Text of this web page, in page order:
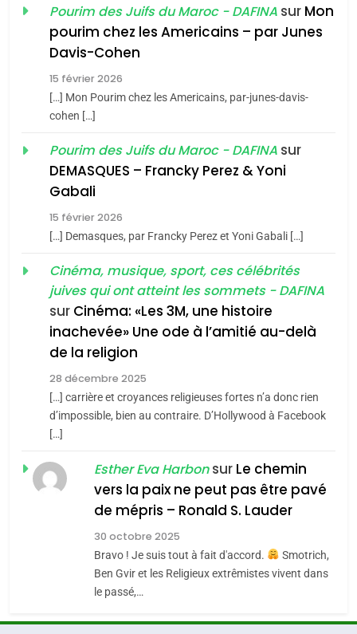
Maroc : Les amandes de
Tafraout, le miel de Tadla
du terroir
Oeil ravageur – Vanessa
De Loya Stauber
«Tu dis génocide, je dis
guerre»: La nouvelle
chanson de Boy George
ISRAÉL JUDAISME
Accords d’Isaac:
l’alliance pourrait
s’étendre à 13 pays
d’Amérique latine
ISRAÉL JUDAISME
2025, l’année la plus
meurtrière selon le
Pourim des Juifs du Maroc - DAFINA sur Mon
pourim chez les Americains – par Junes
Davis-Cohen
15 février 2026
[…] Mon Pourim chez les Americains, par-junes-davis-
cohen […]
Pourim des Juifs du Maroc - DAFINA sur
DEMASQUES – Francky Perez & Yoni
Gabali
15 février 2026
[…] Demasques, par Francky Perez et Yoni Gabali […]
Cinéma, musique, sport, ces célébrités
juives qui ont atteint les sommets - DAFINA
sur Cinéma: «Les 3M, une histoire
inachevée» Une ode à l’amitié au-delà
de la religion
28 décembre 2025
[…] carrière et croyances religieuses fortes n’a donc rien
d’impossible, bien au contraire. D’Hollywood à Facebook
[…]
Esther Eva Harbonsur Le chemin
vers la paix ne peut pas être pavé
de mépris – Ronald S. Lauder
30 octobre 2025
Bravo ! Je suis tout à fait d'accord.
Smotrich,
Ben Gvir et les Religieux extrêmistes vivent dans
le passé,…
meurtrière selon le rapport
l’antisémitisme
FIÈRE, DIGNE ET RÉSILIENTE :
POURQUOI JE REVENDIQUE
MA JUDAÏTE par Thérèse
Zrihen-Dvir
ISRAÉL
CE QUI NOUS MANQUE –
JUDAISME
Maroc : Les amandes de
Tafraout, le miel de Tadla
Azilal consacrés produits
du terroir
DAFINA MAROC
Oeil ravageur – Vanessa De